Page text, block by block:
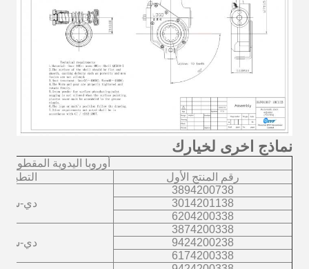
نماذج اخرى لخيارك
أوروبا اليدوية
رقم المنتج الأول
التطبيق
3894200738
دي-سي
3014201138
6204200338
3874200338
دي-سي
9424200238
6174200338